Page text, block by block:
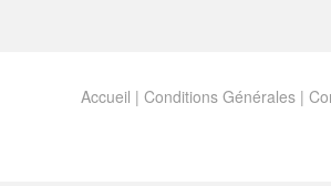
Accueil | Conditions Générales|